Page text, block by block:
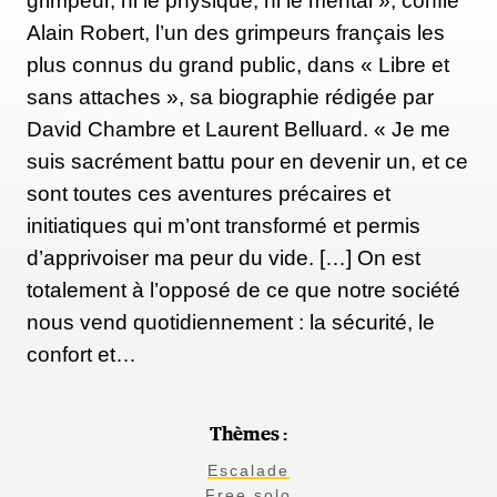
Connu pour minimiser ses performances, Honnold a
d’ailleurs été repris par son partenaire Tommy
Caldwell, qui estime que la voie serait aujourd’hui
largement considérée comme 9a.
À peine reposé, Honnold s’est engagé dans All You
Can Eat, une voie ouverte par Jonathan Siegrist,
cotée 5.15a, soit environ 9a. L’itinéraire débute par
Reverse Polarity (5.14b, autour de 8c), avant de
rejoindre le crux final de Bachelor Party. Avec son
niveau de forme actuel — le meilleur de sa carrière
Préparation mentale et solos
Alain Robert, l’un des grimpeurs français les
plus connus du grand public, dans « Libre et
sans attaches », sa biographie rédigée par
David Chambre et Laurent Belluard. « Je me
suis sacrément battu pour en devenir un, et ce
sont toutes ces aventures précaires et
initiatiques qui m’ont transformé et permis
d’apprivoiser ma peur du vide. […] On est
totalement à l’opposé de ce que notre société
nous vend quotidiennement : la sécurité, le
confort et…
Thèmes :
Escalade